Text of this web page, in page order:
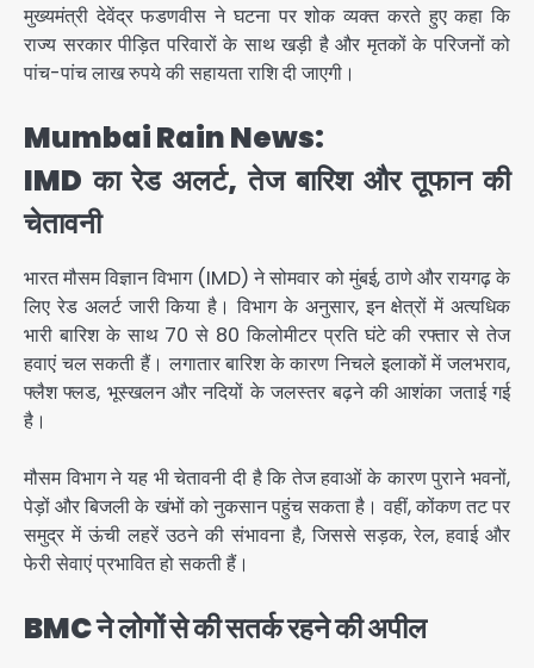
मुख्यमंत्री देवेंद्र फडणवीस ने घटना पर शोक व्यक्त करते हुए कहा कि
राज्य सरकार पीड़ित परिवारों के साथ खड़ी है और मृतकों के परिजनों को
पांच-पांच लाख रुपये की सहायता राशि दी जाएगी।
Mumbai Rain News:
IMDका रेड अलर्ट,तेज बारिश और तूफान की
चेतावनी
भारत मौसम विज्ञान विभाग (IMD) ने सोमवार को मुंबई, ठाणे और रायगढ़ के
लिए रेड अलर्ट जारी किया है। विभाग के अनुसार, इन क्षेत्रों में अत्यधिक
भारी बारिश के साथ 70 से 80 किलोमीटर प्रति घंटे की रफ्तार से तेज
हवाएं चल सकती हैं। लगातार बारिश के कारण निचले इलाकों में जलभराव,
फ्लैश फ्लड, भूस्खलन और नदियों के जलस्तर बढ़ने की आशंका जताई गई
है।
मौसम विभाग ने यह भी चेतावनी दी है कि तेज हवाओं के कारण पुराने भवनों,
पेड़ों और बिजली के खंभों को नुकसान पहुंच सकता है। वहीं, कोंकण तट पर
समुद्र में ऊंची लहरें उठने की संभावना है, जिससे सड़क, रेल, हवाई और
फेरी सेवाएं प्रभावित हो सकती हैं।
BMCने लोगों से की सतर्क रहने की अपील